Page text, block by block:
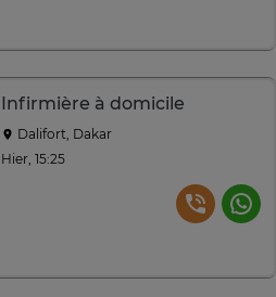
Infirmière à domicile
Dalifort, Dakar
Hier, 15:25